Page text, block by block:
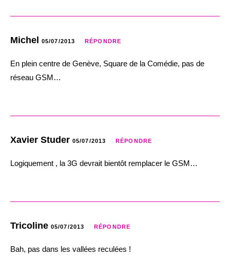
Michel 05/07/2013 RÉPONDRE
En plein centre de Genève, Square de la Comédie, pas de
réseau GSM…
Xavier Studer 05/07/2013 RÉPONDRE
Logiquement , la 3G devrait bientôt remplacer le GSM…
Tricoline 05/07/2013 RÉPONDRE
Bah, pas dans les vallées reculées !